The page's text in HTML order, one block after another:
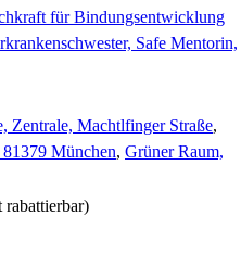
für Bindungsentwicklung
Safe Mentorin,
Zentrale, Machtlfinger Straße,
München, Grüner Raum,
rabattierbar)